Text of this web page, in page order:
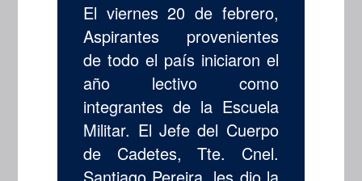
El viernes 20 de febrero,
Aspirantes provenientes
de todo el país iniciaron el
año lectivo como
integrantes de la Escuela
Militar. El Jefe del Cuerpo
de Cadetes, Tte. Cnel.